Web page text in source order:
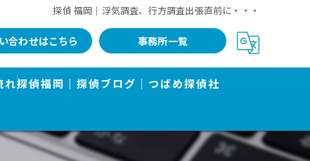
探偵 福岡｜浮気調査、行方調査出張直前に・・・
合わせはこちら 事務所一覧
れ探偵福岡｜探偵ブログ｜つばめ探偵社